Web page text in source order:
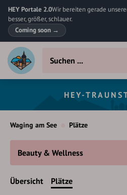
HEY Portale 2.0Wir bereiten gerade
besser, größer, schlauer.
Coming soon →
HEY-
Waging am See Plätze
Beauty & Wellness
Übersicht Plätze